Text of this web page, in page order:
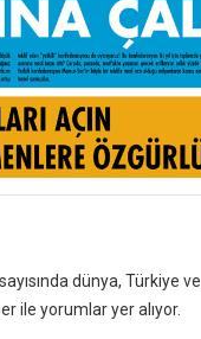
dünya, Türkiye ve
ile yorumlar yer alıyor.